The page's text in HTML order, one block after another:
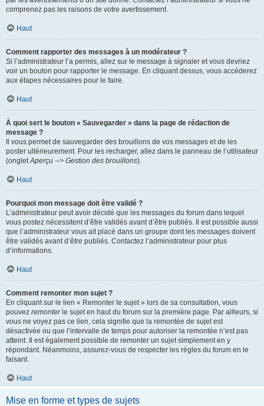
comprenez pas les raisons de votre avertissement.
Haut
Comment rapporter des messages à un modérateur ?
Si l’administrateur l’a permis, allez sur le message à signaler et vous devriez
voir un bouton pour rapporter le message. En cliquant dessus, vous accéderez
aux étapes nécessaires pour le faire.
Haut
À quoi sert le bouton « Sauvegarder » dans la page de rédaction de
message ?
Il vous permet de sauvegarder des brouillons de vos messages et de les
poster ultérieurement. Pour les recharger, allez dans le panneau de l’utilisateur
(ongletAperçu --> Gestion des brouillons).
Haut
Pourquoi mon message doit être validé ?
L’administrateur peut avoir décidé que les messages du forum dans lequel
vous postez nécessitent d’être validés avant d’être publiés. Il est possible aussi
que l’administrateur vous ait placé dans un groupe dont les messages doivent
être validés avant d’être publiés. Contactez l’administrateur pour plus
d’informations.
Haut
Comment remonter mon sujet ?
En cliquant sur le lien « Remonter le sujet » lors de sa consultation, vous
pouvez remonterle sujet en haut du forum sur la première page. Par ailleurs, si
vous ne voyez pas ce lien, cela signifie que la remontée de sujet est
désactivée ou que l’intervalle de temps pour autoriser la remontée n’est pas
atteint. Il est également possible de remonter un sujet simplement en y
répondant. Néanmoins, assurez-vous de respecter les règles du forum en le
faisant.
Haut
Mise en forme et types de sujets